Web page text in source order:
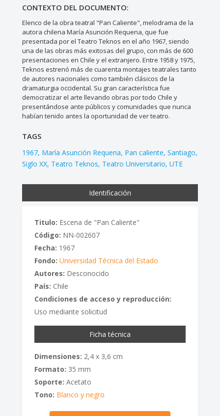
CONTEXTO DEL DOCUMENTO:
Elenco de la obra teatral "Pan Caliente", melodrama de la
autora chilena María Asunción Requena, que fue
presentada por el Teatro Teknos en el año 1967, siendo
una de las obras más exitosas del grupo, con más de 600
presentaciones en Chile y el extranjero. Entre 1958 y 1975,
Teknos estrenó más de cuarenta montajes teatrales tanto
de autores nacionales como también clásicos de la
dramaturgia occidental. Su gran característica fue
democratizar el arte llevando obras por todo Chile y
presentándose ante públicos y comunidades que nunca
habían tenido antes la oportunidad de ver teatro.
TAGS
1967 María Asunción Requena Pan caliente Santiago
Siglo XX Teatro Teknos Teatro Universitario UTE
Identificación
Titulo: Escena de "Pan Caliente"
Código: NN-002607
Fecha: 1967
Fondo: Universidad Técnica del Estado
Autores: Desconocido
País: Chile
Condiciones de acceso y reproducción:
Uso mediante solicitud
Ficha técnica
Dimensiones: 2,4 x 3,6 cm
Formato: 35 mm
Soporte: Acetato
Tono: Blanco y negro